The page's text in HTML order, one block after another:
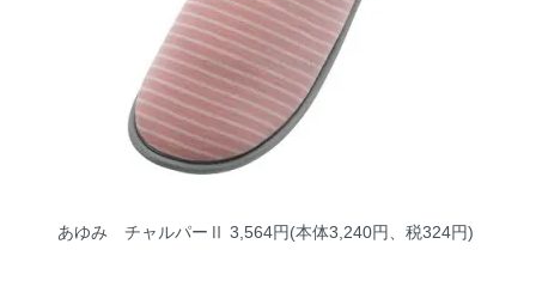
あゆみ チャルパーⅡ 3,564円(本体3,240円、税324円)